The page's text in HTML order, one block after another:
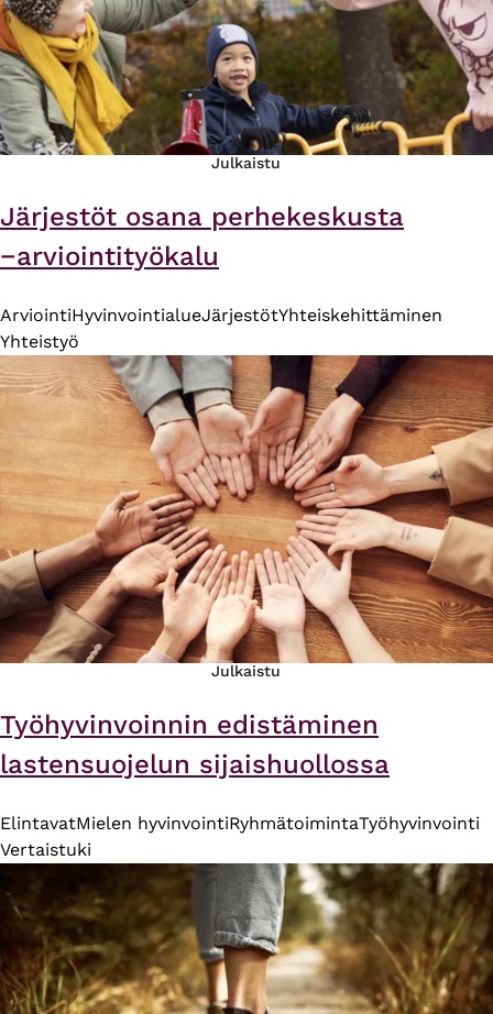
Julkaistu
Järjestöt osana perhekeskusta
−arviointityökalu
ArviointiHyvinvointialueJärjestötYhteiskehittäminen
Yhteistyö
Julkaistu
Työhyvinvoinnin edistäminen
lastensuojelun sijaishuollossa
ElintavatMielen hyvinvointiRyhmätoimintaTyöhyvinvointi
Vertaistuki